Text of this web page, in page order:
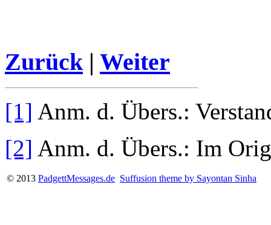
Zurück | Weiter
[1] Anm. d. Übers.:
[2] Anm. d. Übers.: Im
© 2013 PadgettMessages.de Suffusion theme by Sayontan Sinha